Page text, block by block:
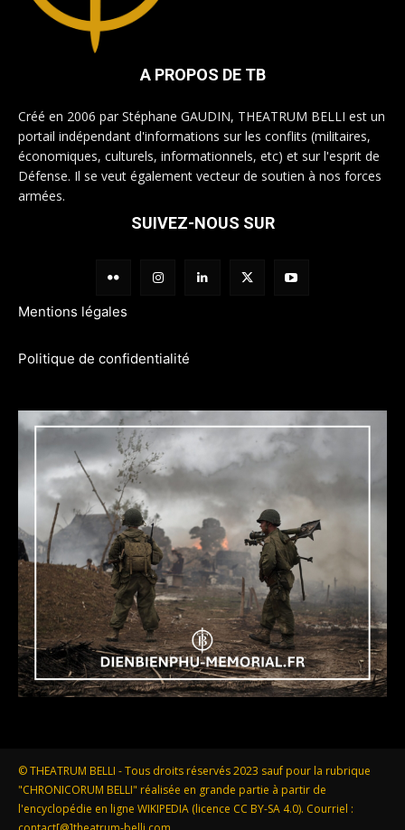
A PROPOS DE TB
Créé en 2006 par Stéphane GAUDIN, THEATRUM BELLI est un
portail indépendant d'informations sur les conflits (militaires,
économiques, culturels, informationnels, etc) et sur l'esprit de
Défense. Il se veut également vecteur de soutien à nos forces
armées.
SUIVEZ-NOUS SUR
Mentions légales
Politique de confidentialité
© THEATRUM BELLI - Tous droits réservés 2023 sauf pour la rubrique
"CHRONICORUM BELLI" réalisée en grande partie à partir de
l'encyclopédie en ligne WIKIPEDIA (licence CC BY-SA 4.0). Courriel :